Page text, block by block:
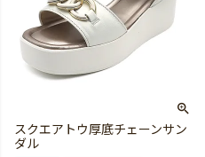
スクエアトウ厚底チェーンサン
ダル